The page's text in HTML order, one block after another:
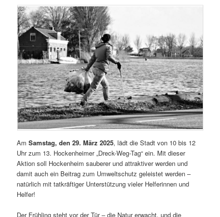
AmSamstag, den 29. März 2025, lädt die Stadt von 10 bis 12
Uhr zum 13. Hockenheimer „Dreck-Weg-Tag“ ein. Mit dieser
Aktion soll Hockenheim sauberer und attraktiver werden und
damit auch ein Beitrag zum Umweltschutz geleistet werden –
natürlich mit tatkräftiger Unterstützung vieler Helferinnen und
Helfer!
Der Frühling steht vor der Tür – die Natur erwacht, und die